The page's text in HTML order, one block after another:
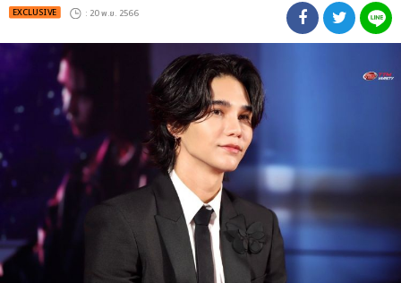
EXCLUSIVE : 20 พ.ย. 2566